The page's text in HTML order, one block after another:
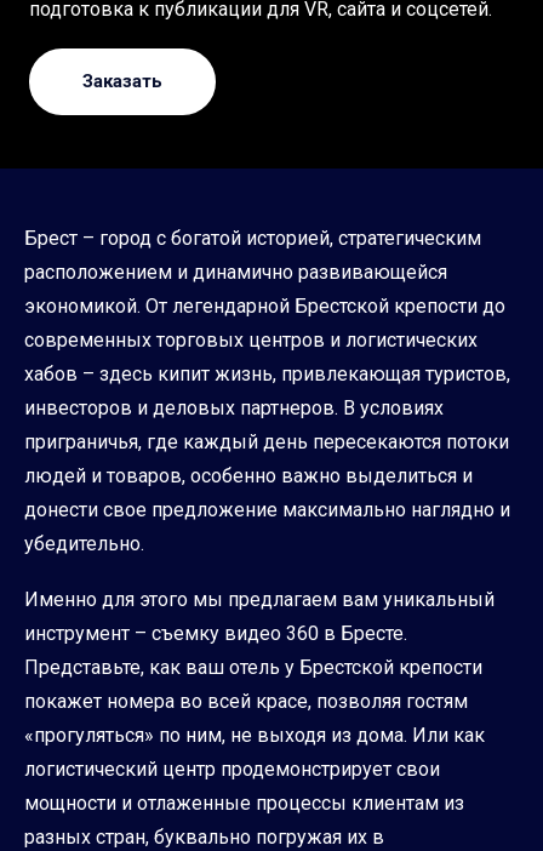
подготовка к публикации для VR, сайта и соцсетей.
Заказать
Брест – город с богатой историей, стратегическим
расположением и динамично развивающейся
экономикой. От легендарной Брестской крепости до
современных торговых центров и логистических
хабов – здесь кипит жизнь, привлекающая туристов,
инвесторов и деловых партнеров. В условиях
приграничья, где каждый день пересекаются потоки
людей и товаров, особенно важно выделиться и
донести свое предложение максимально наглядно и
убедительно.
Именно для этого мы предлагаем вам уникальный
инструмент – съемку видео 360 в Бресте.
Представьте, как ваш отель у Брестской крепости
покажет номера во всей красе, позволяя гостям
«прогуляться» по ним, не выходя из дома. Или как
логистический центр продемонстрирует свои
мощности и отлаженные процессы клиентам из
разных стран, буквально погружая их в